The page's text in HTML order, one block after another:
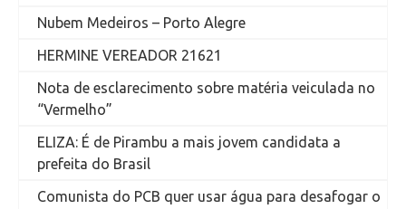
Nubem Medeiros – Porto Alegre
HERMINE VEREADOR 21621
Nota de esclarecimento sobre matéria veiculada no
“Vermelho”
ELIZA: É de Pirambu a mais jovem candidata a
prefeita do Brasil
Comunista do PCB quer usar água para desafogar o